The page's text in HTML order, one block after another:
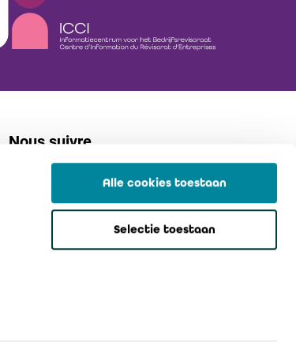
Alle cookies toestaan
Selectie toestaan
Nous suivre
flickr